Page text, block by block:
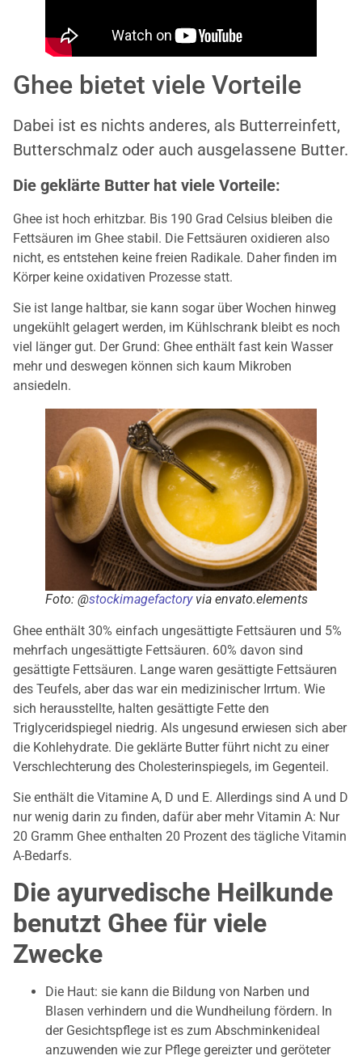
Ghee bietet viele Vorteile
Dabei ist es nichts anderes, als Butterreinfett,
Butterschmalz oder auch ausgelassene Butter.
Die geklärte Butter hat viele Vorteile:
Ghee ist hoch erhitzbar. Bis 190 Grad Celsius bleiben die
Fettsäuren im Ghee stabil. Die Fettsäuren oxidieren also
nicht, es entstehen keine freien Radikale. Daher finden im
Körper keine oxidativen Prozesse statt.
Sie ist lange haltbar, sie kann sogar über Wochen hinweg
ungekühlt gelagert werden, im Kühlschrank bleibt es noch
viel länger gut. Der Grund: Ghee enthält fast kein Wasser
mehr und deswegen können sich kaum Mikroben
ansiedeln.
Foto: @stockimagefactoryvia envato.elements
Ghee enthält 30% einfach ungesättigte Fettsäuren und 5%
mehrfach ungesättigte Fettsäuren. 60% davon sind
gesättigte Fettsäuren. Lange waren gesättigte Fettsäuren
des Teufels, aber das war ein medizinischer Irrtum. Wie
sich herausstellte, halten gesättigte Fette den
Triglyceridspiegel niedrig. Als ungesund erwiesen sich aber
die Kohlehydrate. Die geklärte Butter führt nicht zu einer
Verschlechterung des Cholesterinspiegels, im Gegenteil.
Sie enthält die Vitamine A, D und E. Allerdings sind A und D
nur wenig darin zu finden, dafür aber mehr Vitamin A: Nur
20 Gramm Ghee enthalten 20 Prozent des tägliche Vitamin
A-Bedarfs.
Die ayurvedische Heilkunde
benutzt Ghee für viele
Zwecke
Die Haut: sie kann die Bildung von Narben und
Blasen verhindern und die Wundheilung fördern. In
der Gesichtspflege ist es zum Abschminkenideal
anzuwenden wie zur Pflege gereizter und geröteter